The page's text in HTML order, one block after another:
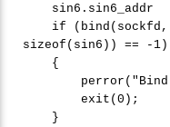
sin6.sin6_addr
if (bind(sockfd,
sizeof(sin6)) == -1)
{
perror("Bind
exit(0);
}